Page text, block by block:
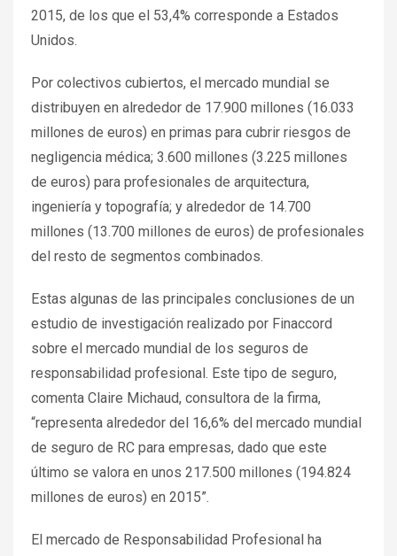
2015, de los que el 53,4% corresponde a Estados
Unidos.
Por colectivos cubiertos, el mercado mundial se
distribuyen en alrededor de 17.900 millones (16.033
millones de euros) en primas para cubrir riesgos de
negligencia médica; 3.600 millones (3.225 millones
de euros) para profesionales de arquitectura,
ingeniería y topografía; y alrededor de 14.700
millones (13.700 millones de euros) de profesionales
del resto de segmentos combinados.
Estas algunas de las principales conclusiones de un
estudio de investigación realizado por Finaccord
sobre el mercado mundial de los seguros de
responsabilidad profesional. Este tipo de seguro,
comenta Claire Michaud, consultora de la firma,
“representa alrededor del 16,6% del mercado mundial
de seguro de RC para empresas, dado que este
último se valora en unos 217.500 millones (194.824
millones de euros) en 2015”.
El mercado de Responsabilidad Profesional ha